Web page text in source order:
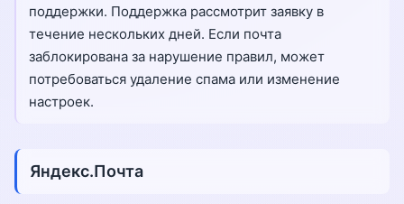
поддержки. Поддержка рассмотрит заявку в
течение нескольких дней. Если почта
заблокирована за нарушение правил, может
потребоваться удаление спама или изменение
настроек.
Яндекс.Почта